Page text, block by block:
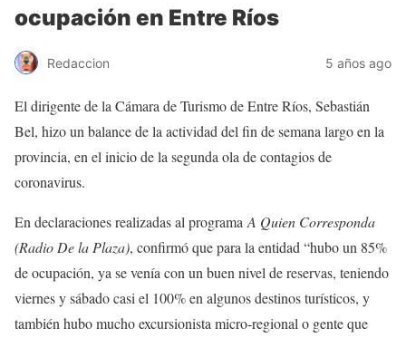
ocupación en Entre Ríos
Redaccion 5 años ago
El dirigente de la Cámara de Turismo de Entre Ríos, Sebastián
Bel, hizo un balance de la actividad del fin de semana largo en la
provincia, en el inicio de la segunda ola de contagios de
coronavirus.
En declaraciones realizadas al programa A Quien Corresponda
(Radio De la Plaza), confirmó que para la entidad “hubo un 85%
de ocupación, ya se venía con un buen nivel de reservas, teniendo
viernes y sábado casi el 100% en algunos destinos turísticos, y
también hubo mucho excursionista micro-regional o gente que